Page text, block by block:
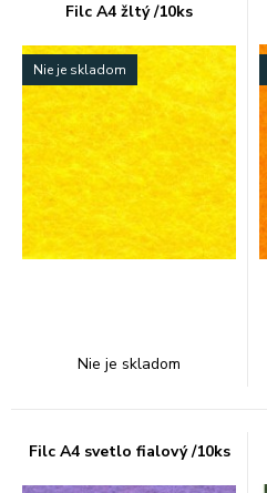
Filc A4 žltý /10ks
Nie je skladom
Nie je skladom
Filc A4 svetlo fialový /10ks